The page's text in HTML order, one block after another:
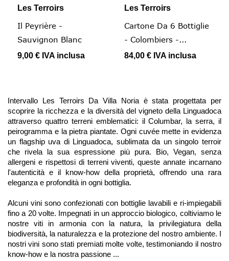
Les Terroirs
Il Peyrière -
Sauvignon Blanc
9,00 € IVA inclusa
Les Terroirs
Cartone Da 6 Bottiglie
- Colombiers -...
84,00 € IVA inclusa
Intervallo Les Terroirs Da Villa Noria è stata progettata per
scoprire la ricchezza e la diversità del vigneto della Linguadoca
attraverso quattro terreni emblematici: il Columbar, la serra, il
peirogramma e la pietra piantate. Ogni cuvée mette in evidenza
un flagship uva di Linguadoca, sublimata da un singolo terroir
che rivela la sua espressione più pura. Bio, Vegan, senza
allergeni e rispettosi di terreni viventi, queste annate incarnano
l'autenticità e il know-how della proprietà, offrendo una rara
eleganza e profondità in ogni bottiglia.
Alcuni vini sono confezionati con bottiglie lavabili e ri-impiegabili
fino a 20 volte. Impegnati in un approccio biologico, coltiviamo le
nostre viti in armonia con la natura, la privilegiatura della
biodiversità, la naturalezza e la protezione del nostro ambiente. I
nostri vini sono stati premiati molte volte, testimoniando il nostro
know-how e la nostra passione ...